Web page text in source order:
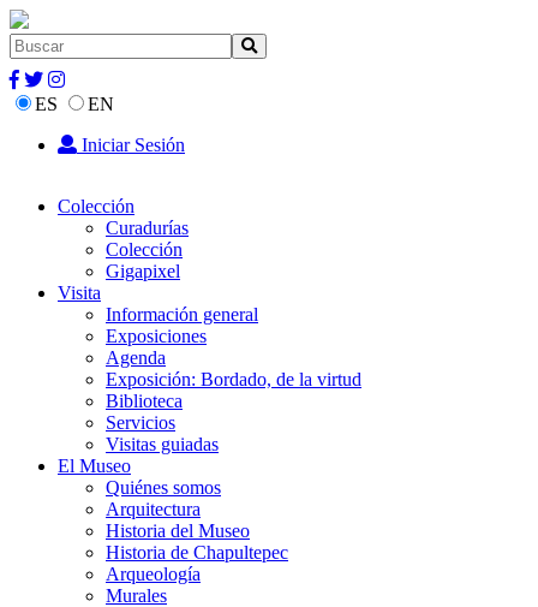
ES
EN
Iniciar Sesión
Colección
Curadurías
Colección
Gigapixel
Visita
Información general
Exposiciones
Agenda
Exposición: Bordado, de la virtud
Biblioteca
Servicios
Visitas guiadas
El Museo
Quiénes somos
Arquitectura
Historia del Museo
Historia de Chapultepec
Arqueología
Murales